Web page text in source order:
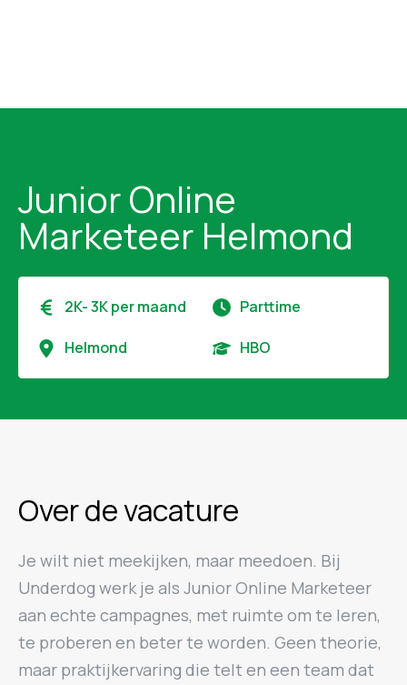
Junior Online
Marketeer Helmond
2K- 3K per maand Parttime
Helmond HBO
Over de vacature
Je wilt niet meekijken, maar meedoen. Bij
Underdog werk je als Junior Online Marketeer
aan echte campagnes, met ruimte om te leren,
te proberen en beter te worden. Geen theorie,
maar praktijkervaring die telt en een team dat